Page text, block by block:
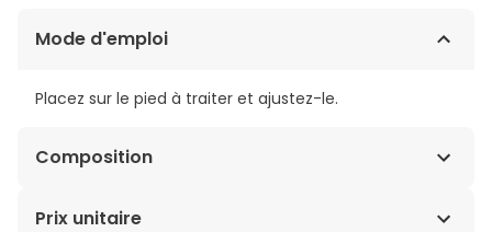
Mode d'emploi
Placez sur le pied à traiter et ajustez-le.
Composition
Tissu doux avec traitement Sanitized®.
Prix unitaire